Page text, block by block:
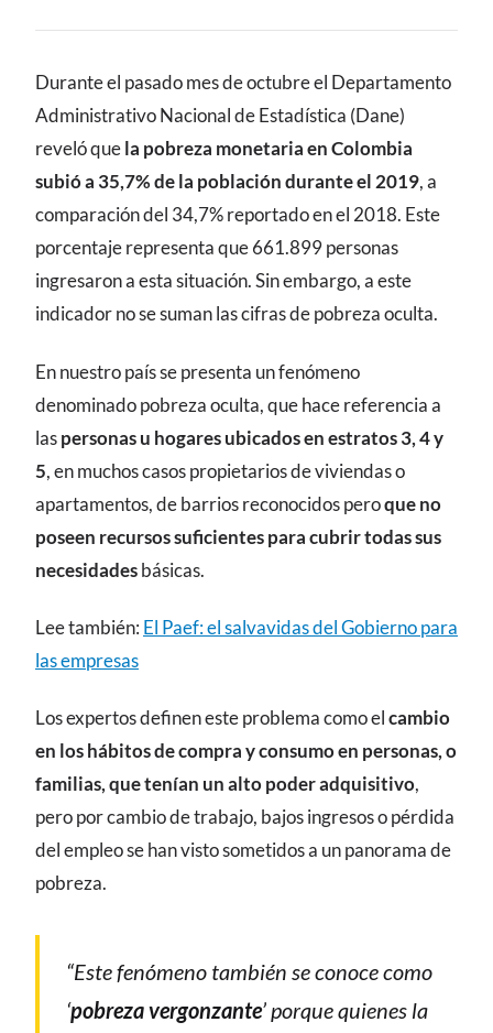
CONTENIDO
Durante el pasado mes de octubre el Departamento
Administrativo Nacional de Estadística (Dane)
reveló quela pobreza monetaria en Colombia
subió a 35,7% de la población durante el 2019, a
comparación del 34,7% reportado en el 2018. Este
porcentaje representa que 661.899 personas
ingresaron a esta situación. Sin embargo, a este
indicador no se suman las cifras de pobreza oculta.
En nuestro país se presenta un fenómeno
denominado pobreza oculta, que hace referencia a
laspersonas u hogares ubicados en estratos 3, 4 y
5, en muchos casos propietarios de viviendas o
apartamentos, de barrios reconocidos peroque no
poseen recursos suficientes para cubrir todas sus
necesidadesbásicas.
Lee también: El Paef: el salvavidas del Gobierno para
las empresas
Los expertos definen este problema como elcambio
en los hábitos de compra y consumo en personas, o
familias, que tenían un alto poder adquisitivo,
pero por cambio de trabajo, bajos ingresos o pérdida
del empleo se han visto sometidos a un panorama de
pobreza.
“Este fenómeno también se conoce como
‘pobreza vergonzante’ porque quienes la